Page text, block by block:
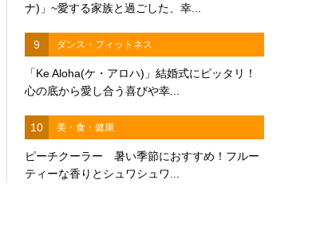
ナ)」~愛する家族と過ごした、幸...
9 ダンス・フィットネス
「Ke Aloha(ケ・アロハ)」結婚式にピッタリ！
心の底から愛し合う喜びや幸...
10 美・食・健康
ピーチクーラー 暑い季節におすすめ！フルー
ティーな香りとシュワシュワ...